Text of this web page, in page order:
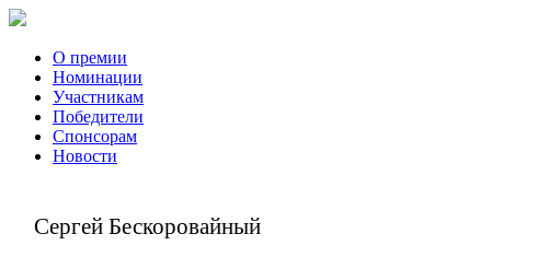
О премии
Номинации
Участникам
Победители
Спонсорам
Новости
Сергей Бескоровайный